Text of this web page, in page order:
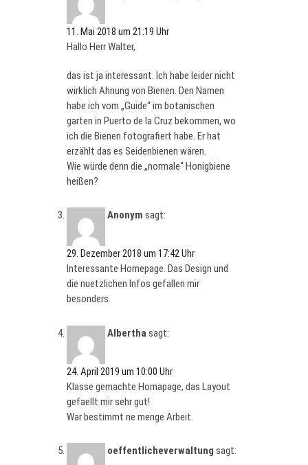
11. Mai 2018 um 21:19 Uhr
Hallo Herr Walter,
das ist ja interessant. Ich habe leider nicht
wirklich Ahnung von Bienen. Den Namen
habe ich vom „Guide“ im botanischen
garten in Puerto de la Cruz bekommen, wo
ich die Bienen fotografiert habe. Er hat
erzählt das es Seidenbienen wären.
Wie würde denn die „normale“ Honigbiene
heißen?
Anonym sagt:
29. Dezember 2018 um 17:42 Uhr
Іnteressante Homepage. Das Design und
die nuetzlichen Infos gefallen mir
besonders.
Alberthasagt:
24. April 2019 um 10:00 Uhr
Klasse gemachte Homapage, das Layout
gefaellt mir sehr gut!
War bestimmt ne menge Arbeit.
oeffentlicheverwaltung sagt: